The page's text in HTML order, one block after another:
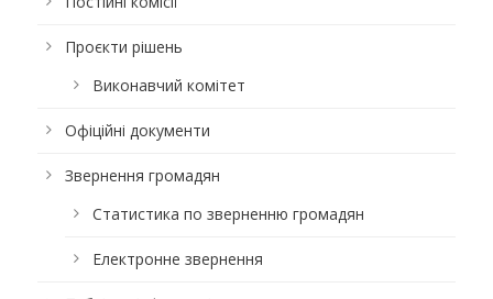
Проєкти рішень
Виконавчий комітет
Офіційні документи
Звернення громадян
Статистика по зверненню громадян
Електронне звернення